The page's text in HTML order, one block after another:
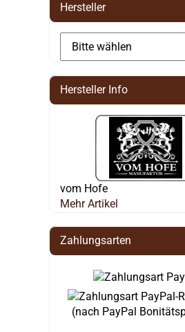
Hersteller
Hersteller Info
vom Hofe
Mehr Artikel
Zahlungsarten
(nach PayPal